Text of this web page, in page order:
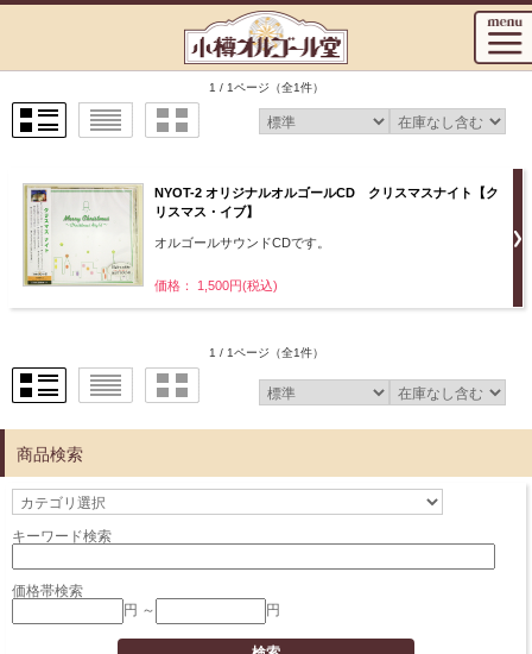
1 / 1ページ （全1件）
NYOT-2 オリジナルオルゴールCD クリスマスナイト【ク
リスマス・イブ】
オルゴールサウンドCDです。
価格： 1,500円(税込)
1 / 1ページ （全1件）
商品検索
キーワード検索
価格帯検索
円 ～
円